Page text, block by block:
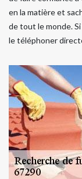
en la matière et
de tout le monde.
le téléphoner